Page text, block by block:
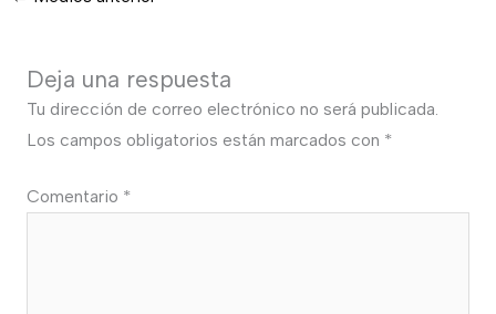
Deja una respuesta
Tu dirección de correo electrónico no será publicada.
Los campos obligatorios están marcados con *
Comentario *